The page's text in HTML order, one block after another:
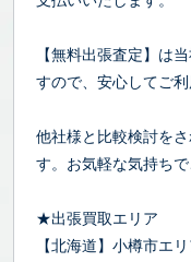
【無料出張査定】は
すので、安心してご利
他社様と比較検討を
す。お気軽な気持ちで
★出張買取エリア
【北海道】小樽市エ